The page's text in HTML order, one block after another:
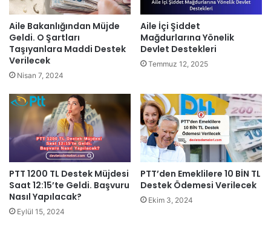
Aile Bakanlığından Müjde
Geldi. O Şartları
Taşıyanlara Maddi Destek
Verilecek
Nisan 7, 2024
Aile İçi Şiddet
Mağdurlarına Yönelik
Devlet Destekleri
Temmuz 12, 2025
PTT 1200 TL Destek Müjdesi
Saat 12:15’te Geldi. Başvuru
Nasıl Yapılacak?
Eylül 15, 2024
PTT’den Emeklilere 10 BİN TL
Destek Ödemesi Verilecek
Ekim 3, 2024